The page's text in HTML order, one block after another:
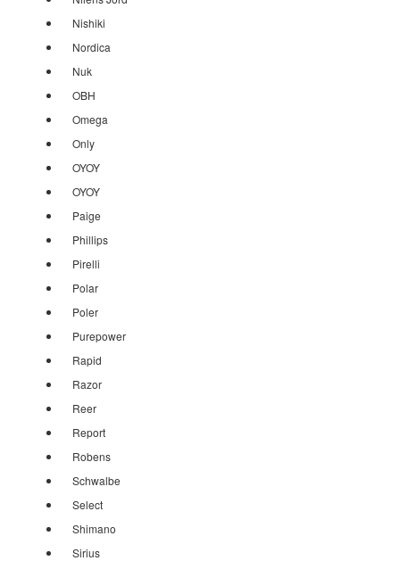
Nishiki
Nordica
Nuk
OBH
Omega
Only
OYOY
OYOY
Paige
Phillips
Pirelli
Polar
Poler
Purepower
Rapid
Razor
Reer
Report
Robens
Schwalbe
Select
Shimano
Sirius